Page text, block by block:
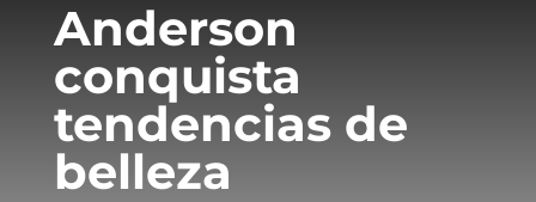
Anderson
conquista
tendencias de
belleza